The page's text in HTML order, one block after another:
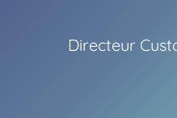
Directeur